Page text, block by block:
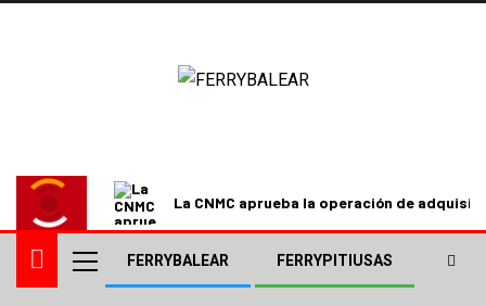
La CNMC aprueba la operación de
FERRYBALEAR FERRYPITIUSAS